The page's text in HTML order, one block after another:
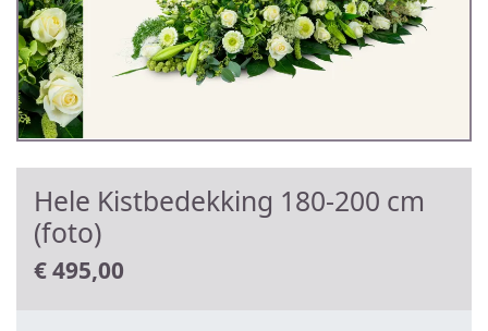
Hele Kistbedekking 180-200 cm
(foto)
€495,00